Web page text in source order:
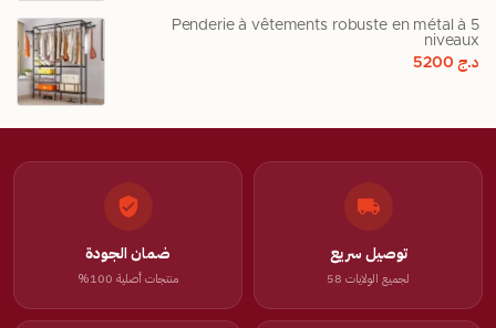
Penderie à vêtements robuste en métal à 5
niveaux
د.ج5200
توصيل سريع
لجميع الولايات 58
ضمان الجودة
منتجات أصلية 100%